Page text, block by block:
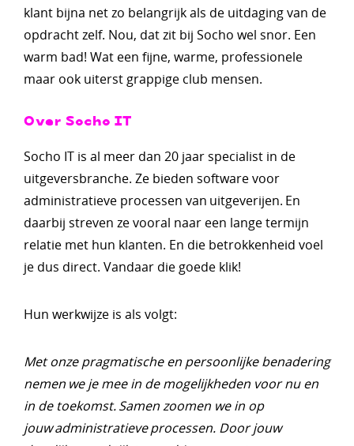
klant bijna net zo belangrijk als de uitdaging van de
opdracht zelf. Nou, dat zit bij Socho wel snor. Een
warm bad! Wat een fijne, warme, professionele
maar ook uiterst grappige club mensen.
Over Socho IT
Socho IT is al meer dan 20 jaar specialist in de
uitgeversbranche. Ze bieden software voor
administratieve processen van uitgeverijen. En
daarbij streven ze vooral naar een lange termijn
relatie met hun klanten. En die betrokkenheid voel
je dus direct. Vandaar die goede klik!
Hun werkwijze is als volgt:
Met onze pragmatische en persoonlijke benadering
nemen we je mee in de mogelijkheden voor nu en
in de toekomst. Samen zoomen we in op
jouw administratieve processen.​ Door jouw